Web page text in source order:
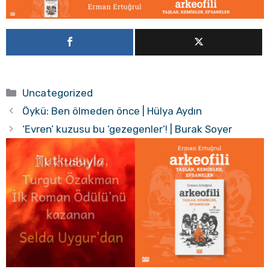
Kategoriler
Uncategorized
Öykü: Ben ölmeden önce | Hülya Aydın
‘Evren’ kuzusu bu ‘gezegenler’! | Burak Soyer